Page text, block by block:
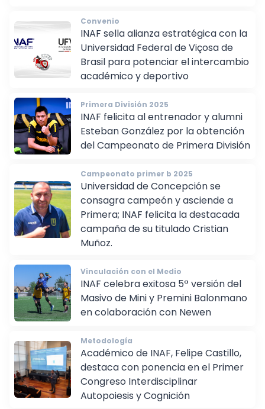
por FFCh e INAF
Convenio
INAF sella alianza estratégica con la
Universidad Federal de Viçosa de
Brasil para potenciar el intercambio
académico y deportivo
Primera División 2025
INAF felicita al entrenador y alumni
Esteban González por la obtención
del Campeonato de Primera División
Campeonato primer b 2025
Universidad de Concepción se
consagra campeón y asciende a
Primera; INAF felicita la destacada
campaña de su titulado Cristian
Vinculación con el Medio
INAF celebra exitosa 5ª versión del
Masivo de Mini y Premini Balonmano
Metodología
Académico de INAF, Felipe Castillo,
destaca con ponencia en el Primer
Congreso Interdisciplinar
Autopoiesis y Cognición